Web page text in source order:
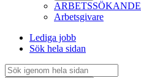
ARBETSSÖKANDE
Arbetsgivare
Lediga jobb
Sök hela sidan